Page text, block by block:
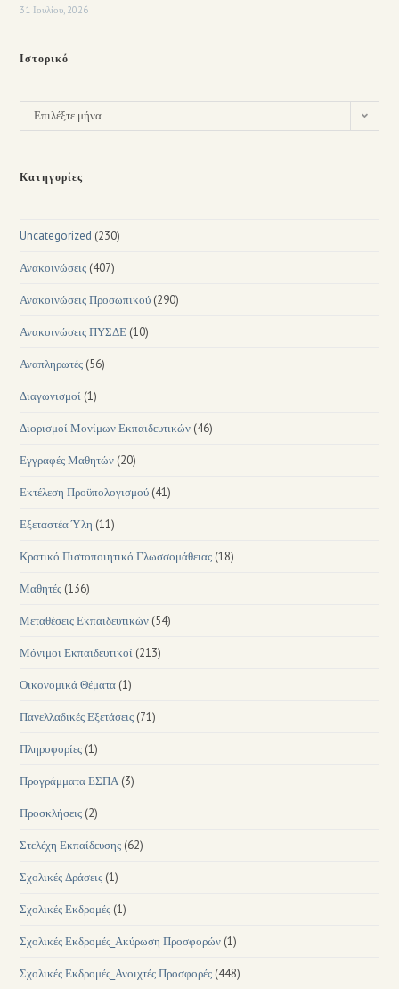
31 Ιουλίου, 2026
Ιστορικό
Επιλέξτε μήνα
Κατηγορίες
Uncategorized (230)
Ανακοινώσεις (407)
Ανακοινώσεις Προσωπικού (290)
Ανακοινώσεις ΠΥΣΔΕ (10)
Αναπληρωτές (56)
Διαγωνισμοί (1)
Διορισμοί Μονίμων Εκπαιδευτικών (46)
Εγγραφές Μαθητών (20)
Εκτέλεση Προϋπολογισμού (41)
Εξεταστέα Ύλη (11)
Κρατικό Πιστοποιητικό Γλωσσομάθειας (18)
Μαθητές (136)
Μεταθέσεις Εκπαιδευτικών (54)
Μόνιμοι Εκπαιδευτικοί (213)
Οικονομικά Θέματα (1)
Πανελλαδικές Εξετάσεις (71)
Πληροφορίες (1)
Προγράμματα ΕΣΠΑ (3)
Προσκλήσεις (2)
Στελέχη Εκπαίδευσης (62)
Σχολικές Δράσεις (1)
Σχολικές Εκδρομές (1)
Σχολικές Εκδρομές_Ακύρωση Προσφορών (1)
Σχολικές Εκδρομές_Ανοιχτές Προσφορές (448)